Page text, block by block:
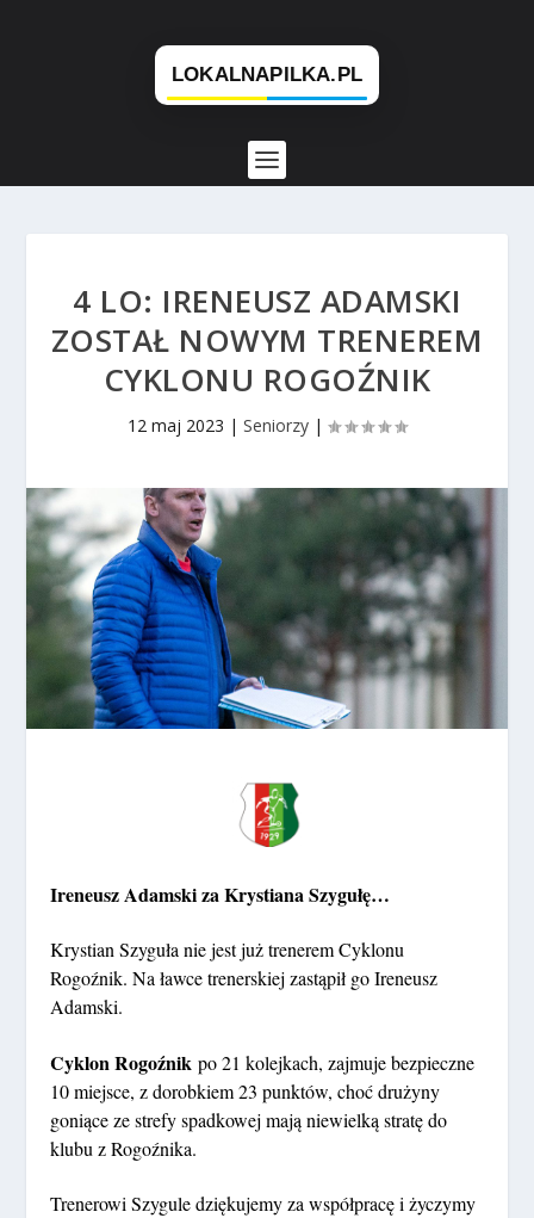
4 LO: IRENEUSZ ADAMSKI
ZOSTAŁ NOWYM TRENEREM
CYKLONU ROGOŹNIK
12 maj 2023 | Seniorzy |
Ireneusz Adamski za Krystiana Szygułę…
Krystian Szyguła nie jest już trenerem Cyklonu
Rogoźnik. Na ławce trenerskiej zastąpił go Ireneusz
Adamski.
Cyklon Rogoźnikpo 21 kolejkach, zajmuje bezpieczne
10 miejsce, z dorobkiem 23 punktów, choć drużyny
goniące ze strefy spadkowej mają niewielką stratę do
klubu z Rogoźnika.
Trenerowi Szygule dziękujemy za współpracę i życzymy